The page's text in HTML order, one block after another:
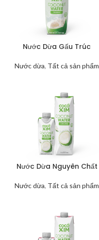
Nước Dừa Gấu Trúc
Nước dừa, Tất cả sản phẩm
Nước Dừa Nguyên Chất
Nước dừa, Tất cả sản phẩm